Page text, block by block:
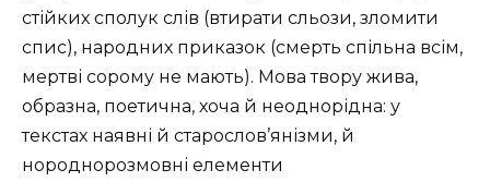
стійких сполук слів (втирати сльози, зломити
спис), народних приказок (смерть спільна всім,
мертві сорому не мають). Мова твору жива,
образна, поетична, хоча й неоднорідна: у
текстах наявні й старо­слов’янізми, й
нороднорозмовні елементи